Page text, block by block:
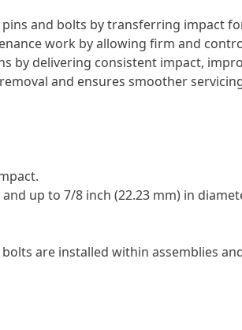
and bolts by transferring impact
work by allowing firm and
by delivering consistent impact,
and ensures smoother
up to 7/8 inch (22.23 mm) in
are installed within assemblies